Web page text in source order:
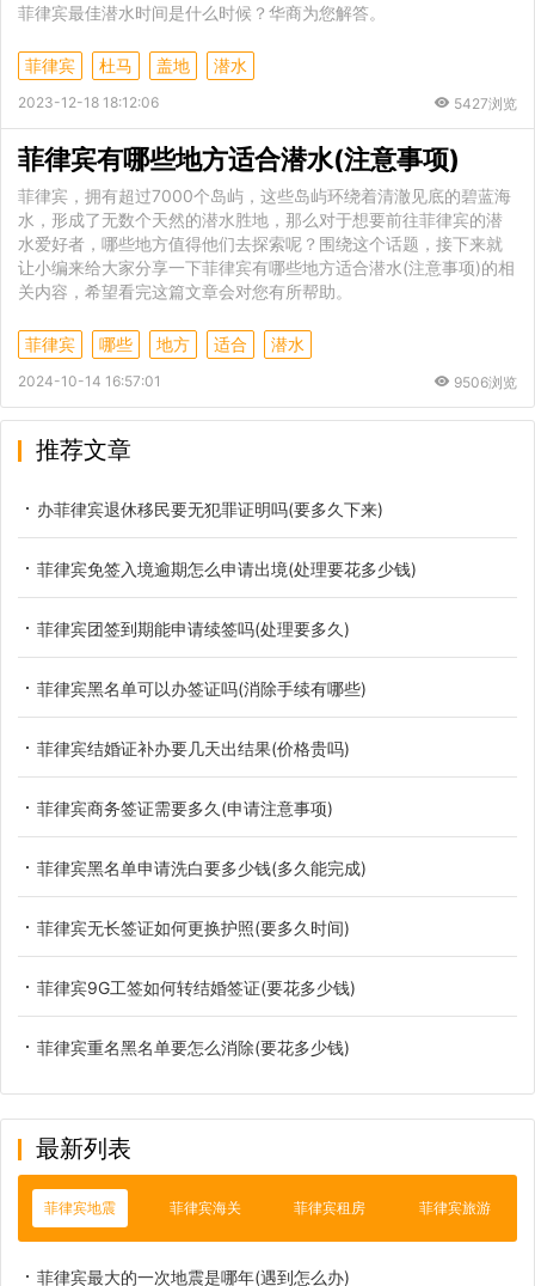
菲律宾最佳潜水时间是什么时候？华商为您解答。
菲律宾 杜马 盖地 潜水
2023-12-18 18:12:06 5427浏览
菲律宾有哪些地方适合潜水(注意事项)
菲律宾，拥有超过7000个岛屿，这些岛屿环绕着清澈见底的碧蓝海
水，形成了无数个天然的潜水胜地，那么对于想要前往菲律宾的潜
水爱好者，哪些地方值得他们去探索呢？围绕这个话题，接下来就
让小编来给大家分享一下菲律宾有哪些地方适合潜水(注意事项)的相
关内容，希望看完这篇文章会对您有所帮助。
菲律宾 哪些 地方 适合 潜水
2024-10-14 16:57:01 9506浏览
推荐文章
办菲律宾退休移民要无犯罪证明吗(要多久下来)
菲律宾免签入境逾期怎么申请出境(处理要花多少钱)
菲律宾团签到期能申请续签吗(处理要多久)
菲律宾黑名单可以办签证吗(消除手续有哪些)
菲律宾结婚证补办要几天出结果(价格贵吗)
菲律宾商务签证需要多久(申请注意事项)
菲律宾黑名单申请洗白要多少钱(多久能完成)
菲律宾无长签证如何更换护照(要多久时间)
菲律宾9G工签如何转结婚签证(要花多少钱)
菲律宾重名黑名单要怎么消除(要花多少钱)
最新列表
菲律宾地震 菲律宾海关 菲律宾租房 菲律宾旅游
菲律宾最大的一次地震是哪年(遇到怎么办)